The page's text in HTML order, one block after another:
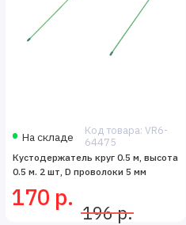
На складе
Код товара: VR6-
64475
Кустодержатель круг 0.5 м, высота
0.5 м. 2 шт, D проволоки 5 мм
170 р.
196 р.